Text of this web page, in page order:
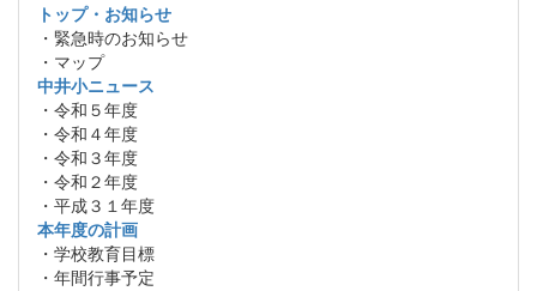
トップ・お知らせ
・緊急時のお知らせ
・マップ
中井小ニュース
・令和５年度
・令和４年度
・令和３年度
・令和２年度
・平成３１年度
本年度の計画
・学校教育目標
・年間行事予定